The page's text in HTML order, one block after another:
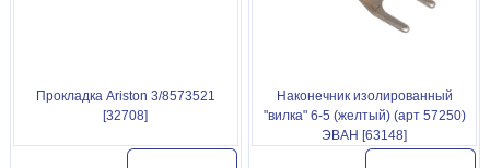
3. Гайка - гайка
4. Для горячего и холодного водоснабжения
Прокладка Ariston 3/8573521
[32708]
Наконечник изолированный
"вилка" 6-5 (желтый) (арт 57250)
ЭВАН [63148]